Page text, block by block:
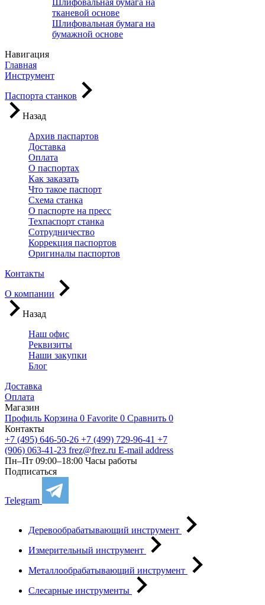
Шлифовальная бумага на
тканевой основе
Шлифовальная бумага на
бумажной основе
Навигация
Главная
Инструмент
Паспорта станков
Назад
Архив паспартов
Доставка
Оплата
О паспортах
Как заказать
Что такое паспорт
Схема станка
О паспорте на пресс
Техпаспорт станка
Сотрудничество
Коррекция паспортов
Оригиналы паспортов
Контакты
О компании
Назад
Наш офис
Реквизиты
Наши закупки
Блог
Доставка
Оплата
Магазин
Профиль Корзина 0 Favorite 0 Сравнить 0
Контакты
+7 (495) 646-50-26 +7 (499) 729-96-41 +7
(906) 063-41-23 frez@frez.ru E-mail address
Пн–Пт 09:00–18:00 Часы работы
Подписаться
Telegram
Деревообрабатывающий инструмент
Измерительный инструмент
Металлообрабатывающий инструмент
Слесарные инструменты